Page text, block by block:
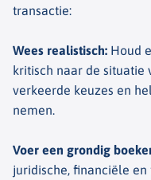
transactie:
Wees realistisch: Houd
kritisch naar de situatie
verkeerde keuzes en
nemen.
Voer een grondig
juridische, financiële